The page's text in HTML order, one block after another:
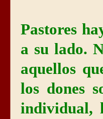
Pastores
a su lado.
aquellos
los dones
individual,